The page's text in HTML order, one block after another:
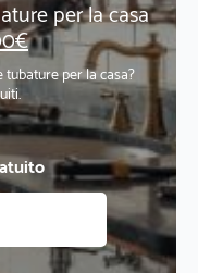
per la casa
per la casa?